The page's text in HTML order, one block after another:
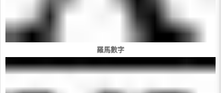
羅馬數字